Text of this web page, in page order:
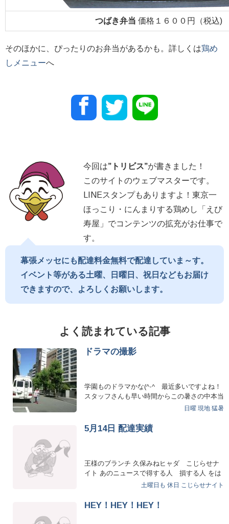
つばき弁当 価格１６００円（税込)
そのほかに、ぴったりのお弁当があるかも。詳しくは鶏め
しメニューへ
今回は”トリビス”が書きました！
このサイトのウェブマスターです。
LINEスタンプもありますよ！東京一
ほっこり・にんまりする鶏めし「えび
寿屋」でコンテンツの拡充がお仕事で
す。
幕張メッセにも配達料金無料で配達していま～す。
イベント等がある土曜、日曜日、祝日などもお届け
できますので、よろしくお願いします。
よく読まれている記事
ドラマの撮影
学園ものドラマかな(^-^ゞ最近多いですよね！
スタッフさんも早い時間からこの暑さの中本当
日曜 現地 猛暑
5月14日 配達実績
王様のブランチ 久保みねヒャダ こじらせナ
イト あのニュースで得する人 損する人 をは
じめとした各番組様…土曜日も 休日 こじらせナイト
HEY！HEY！HEY！